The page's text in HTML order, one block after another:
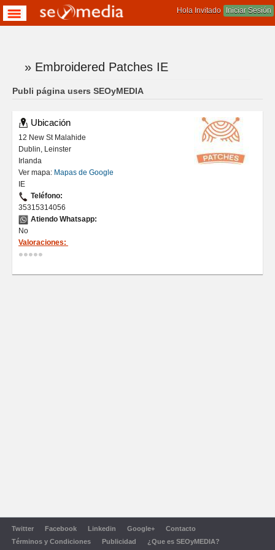
Iniciar Sesión
Hola Invitado
Te encuentras aqui
» Embroidered Patches IE
Publi página users SEOyMEDIA
Ubicación
12 New St Malahide
Dublin, Leinster
Irlanda
Ver mapa: Mapas de Google
IE
Teléfono:
35315314056
Atiendo Whatsapp:
No
Valoraciones:
Twitter Facebook Linkedin Google+
Contacto
Términos y Condiciones
Publicidad ¿Que es SEOyMEDIA?